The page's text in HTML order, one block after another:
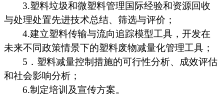
3.塑料垃圾和微塑料管理国际经验和资源回收
与处理处置先进技术总结、筛选与评价；
4.建立塑料传输与流向追踪模型工具，开发在
未来不同政策情景下的塑料废物减量化管理工具；
5 ． 塑料减量控制措施的可行性分析、成效评估
和社会影响分析；
6.制定培训及宣传方案。